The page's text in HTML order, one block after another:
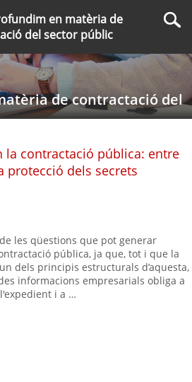
en matèria de
del sector públic
de contractació del
la contractació pública: entre
protecció dels secrets
les qüestions que pot generar
pública, ja que, tot i que la
dels principis estructurals d’aquesta,
informacions empresarials obliga a
i a …